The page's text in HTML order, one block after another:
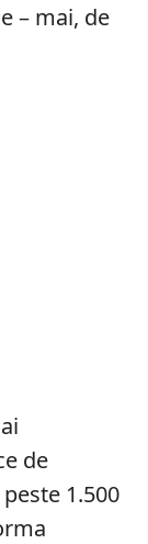
– mai, de
de
1.500